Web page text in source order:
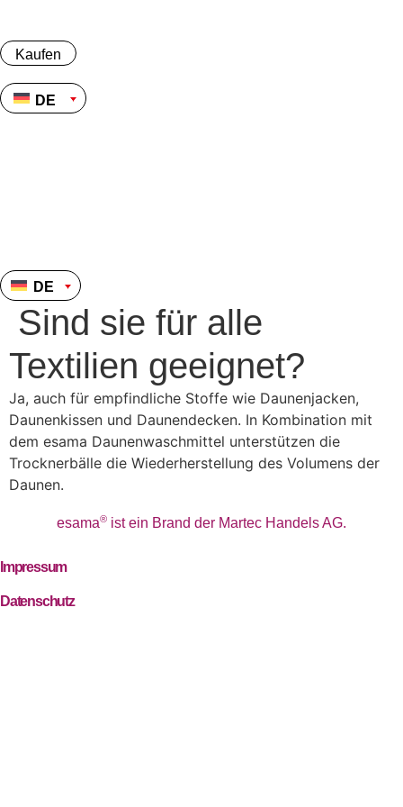
springen
Kaufen
DE
DE
Sind sie für alle
Textilien geeignet?
Ja, auch für empfindliche Stoffe wie Daunenjacken,
Daunenkissen und Daunendecken. In Kombination mit
dem esama Daunenwaschmittel unterstützen die
Trocknerbälle die Wiederherstellung des Volumens der
Daunen.
esama® ist ein Brand der Martec Handels AG.
Impressum
Datenschutz